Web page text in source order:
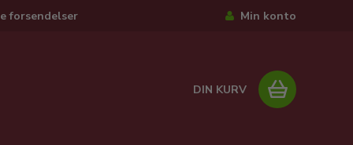
forsendelser Min konto
DIN KURV